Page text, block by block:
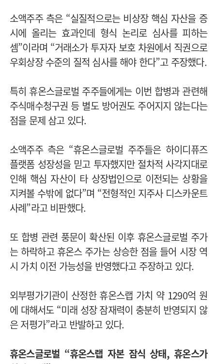
소액주주 측은 “실질적으로는 비상장 핵심 자산을 증
시에 올리는 효과인데 형식 논리로 심사를 피하는
셈”이라며 “거래소가 투자자 보호 차원에서 직권으로
우회상장 수준의 질적 심사를 해야 한다”고 주장했다.
특히 휴온스글로벌 주주들에게는 이번 합병과 관련해
주식매수청구권 등 별도 방어권도 주어지지 않는다는
점을 문제 삼고 있다.
소액주주 측은 “휴온스글로벌 주주들은 하이디퓨즈
플랫폼 성장성을 믿고 투자했지만 절차적 사각지대로
인해 핵심 자산이 타 상장법인으로 이전되는 상황을
지켜볼 수밖에 없다”며 “전형적인 지주사 디스카운트
사례”라고 비판했다.
또 합병 관련 풍문이 확산된 이후 휴온스글로벌 주가
는 하락하고 휴온스 주가는 상승한 점을 들어 시장 역
시 가치 이전 가능성을 반영했다고 주장하고 있다.
외부평가기관이 산정한 휴온스랩 가치 약 1290억 원
에 대해서도 “미래 성장 잠재력이 충분히 반영되지 않
은 저평가”라고 반발하고 있다.
휴온스글로벌 “휴온스랩 자본 잠식 상태, 휴온스가